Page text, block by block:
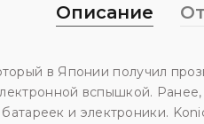
Описание
в Японии получил
вспышкой.
и электроники.